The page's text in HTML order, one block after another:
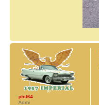
phil64
Admi